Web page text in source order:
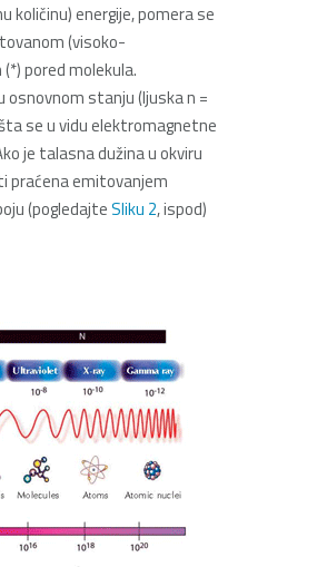
količinu) energije, pomera se
(visoko-
pored molekula.
osnovnom stanju (ljuska n =
se u vidu elektromagnetne
je talasna dužina u okviru
praćena emitovanjem
(pogledajteSliku 2, ispod)